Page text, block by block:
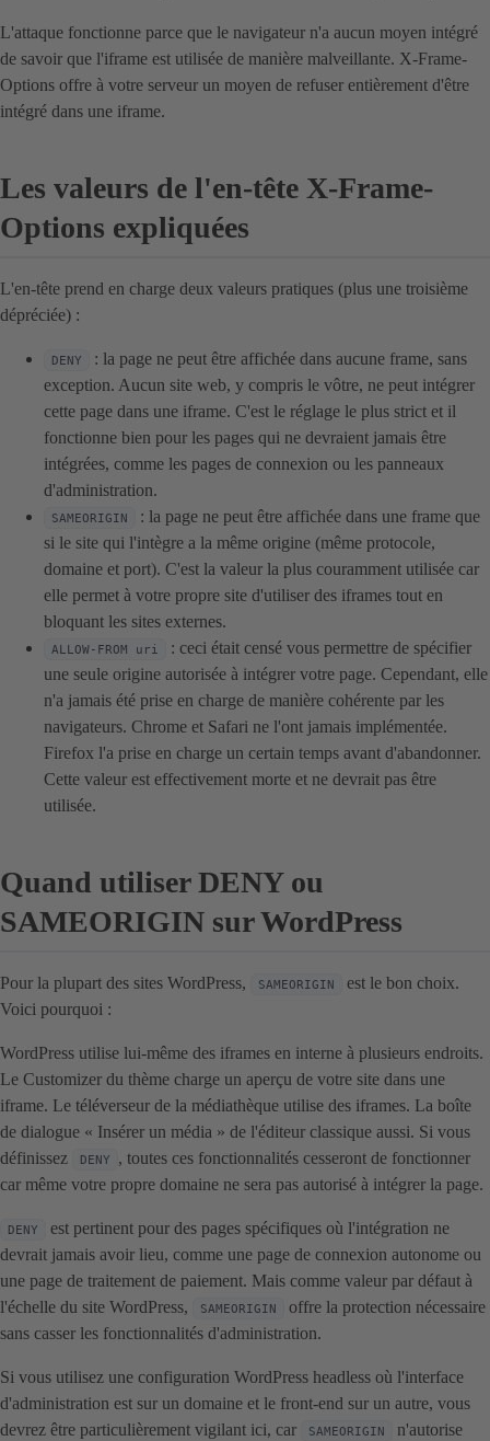
L'attaque fonctionne parce que le navigateur n'a aucun moyen intégré
de savoir que l'iframe est utilisée de manière malveillante. X-Frame-
Options offre à votre serveur un moyen de refuser entièrement d'être
intégré dans une iframe.
Les valeurs de l'en-tête X-Frame-
Options expliquées
L'en-tête prend en charge deux valeurs pratiques (plus une troisième
dépréciée) :
DENY
: la page ne peut être affichée dans aucune frame, sans
exception. Aucun site web, y compris le vôtre, ne peut intégrer
cette page dans une iframe. C'est le réglage le plus strict et il
fonctionne bien pour les pages qui ne devraient jamais être
intégrées, comme les pages de connexion ou les panneaux
d'administration.
SAMEORIGIN
: la page ne peut être affichée dans une frame que
si le site qui l'intègre a la même origine (même protocole,
domaine et port). C'est la valeur la plus couramment utilisée car
elle permet à votre propre site d'utiliser des iframes tout en
bloquant les sites externes.
ALLOW-FROM uri
: ceci était censé vous permettre de spécifier
une seule origine autorisée à intégrer votre page. Cependant, elle
n'a jamais été prise en charge de manière cohérente par les
navigateurs. Chrome et Safari ne l'ont jamais implémentée.
Firefox l'a prise en charge un certain temps avant d'abandonner.
Cette valeur est effectivement morte et ne devrait pas être
utilisée.
Quand utiliser DENY ou
SAMEORIGIN sur WordPress
Pour la plupart des sites WordPress, SAMEORIGIN
est le bon choix.
Voici pourquoi :
WordPress utilise lui-même des iframes en interne à plusieurs endroits.
Le Customizer du thème charge un aperçu de votre site dans une
iframe. Le téléverseur de la médiathèque utilise des iframes. La boîte
de dialogue « Insérer un média » de l'éditeur classique aussi. Si vous
définissez
DENY
, toutes ces fonctionnalités cesseront de fonctionner
car même votre propre domaine ne sera pas autorisé à intégrer la page.
DENY
est pertinent pour des pages spécifiques où l'intégration ne
devrait jamais avoir lieu, comme une page de connexion autonome ou
une page de traitement de paiement. Mais comme valeur par défaut à
l'échelle du site WordPress,
SAMEORIGIN
offre la protection nécessaire
sans casser les fonctionnalités d'administration.
Si vous utilisez une configuration WordPress headless où l'interface
d'administration est sur un domaine et le front-end sur un autre, vous
devrez être particulièrement vigilant ici, car
SAMEORIGIN
n'autorise